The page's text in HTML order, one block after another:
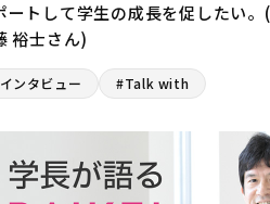
ートして学生の成長を促したい。
裕士さん)
ンタビュー #Talk with